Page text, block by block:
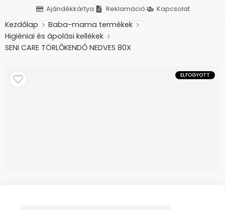
Ajándékkártya Reklamáció Kapcsolat
Kezdőlap
Baba-mama termékek
Higiéniai és ápolási kellékek
SENI CARE TÖRLŐKENDŐ NEDVES 80X
ELFOGYOTT